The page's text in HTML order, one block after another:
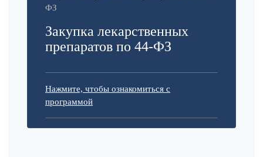
ФЗ
Закупка лекарственных
препаратов по 44-ФЗ
Нажмите, чтобы ознакомиться с
программой